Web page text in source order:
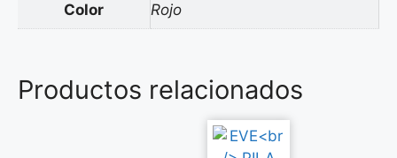
Color Rojo
Productos relacionados